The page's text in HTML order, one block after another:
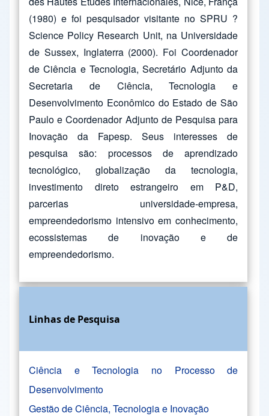
(1980) e foi pesquisador visitante no SPRU ?
Science Policy Research Unit, na Universidade
de Sussex, Inglaterra (2000). Foi Coordenador
de Ciência e Tecnologia, Secretário Adjunto da
Secretaria de Ciência, Tecnologia e
Desenvolvimento Econômico do Estado de São
Paulo e Coordenador Adjunto de Pesquisa para
Inovação da Fapesp. Seus interesses de
pesquisa são: processos de aprendizado
tecnológico, globalização da tecnologia,
investimento direto estrangeiro em P&D,
parcerias universidade-empresa,
empreendedorismo intensivo em conhecimento,
ecossistemas de inovação e de
empreendedorismo.
Linhas de Pesquisa
Ciência e Tecnologia no Processo de
Desenvolvimento
Gestão de Ciência, Tecnologia e Inovação